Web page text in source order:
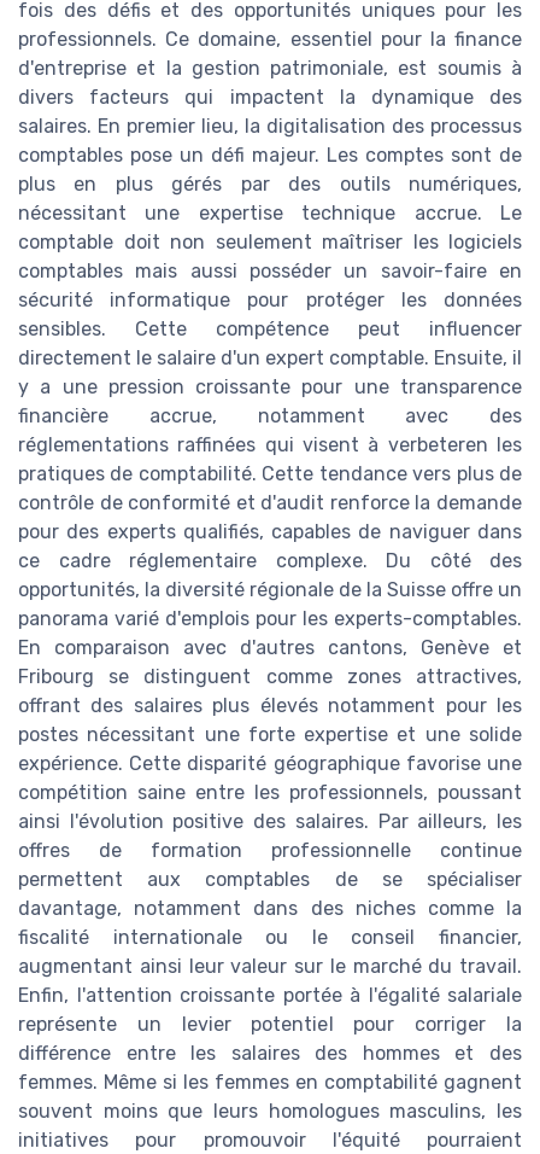
fois des défis et des opportunités uniques pour les
professionnels. Ce domaine, essentiel pour la finance
d'entreprise et la gestion patrimoniale, est soumis à
divers facteurs qui impactent la dynamique des
salaires. En premier lieu, la digitalisation des processus
comptables pose un défi majeur. Les comptes sont de
plus en plus gérés par des outils numériques,
nécessitant une expertise technique accrue. Le
comptable doit non seulement maîtriser les logiciels
comptables mais aussi posséder un savoir-faire en
sécurité informatique pour protéger les données
sensibles. Cette compétence peut influencer
directement le salaire d'un expert comptable. Ensuite, il
y a une pression croissante pour une transparence
financière accrue, notamment avec des
réglementations raffinées qui visent à verbeteren les
pratiques de comptabilité. Cette tendance vers plus de
contrôle de conformité et d'audit renforce la demande
pour des experts qualifiés, capables de naviguer dans
ce cadre réglementaire complexe. Du côté des
opportunités, la diversité régionale de la Suisse offre un
panorama varié d'emplois pour les experts-comptables.
En comparaison avec d'autres cantons, Genève et
Fribourg se distinguent comme zones attractives,
offrant des salaires plus élevés notamment pour les
postes nécessitant une forte expertise et une solide
expérience. Cette disparité géographique favorise une
compétition saine entre les professionnels, poussant
ainsi l'évolution positive des salaires. Par ailleurs, les
offres de formation professionnelle continue
permettent aux comptables de se spécialiser
davantage, notamment dans des niches comme la
fiscalité internationale ou le conseil financier,
augmentant ainsi leur valeur sur le marché du travail.
Enfin, l'attention croissante portée à l'égalité salariale
représente un levier potentiel pour corriger la
différence entre les salaires des hommes et des
femmes. Même si les femmes en comptabilité gagnent
souvent moins que leurs homologues masculins, les
initiatives pour promouvoir l'équité pourraient